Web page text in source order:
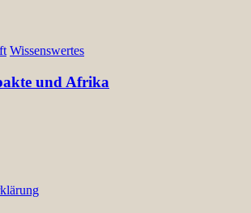
Wissenswertes
und Afrika